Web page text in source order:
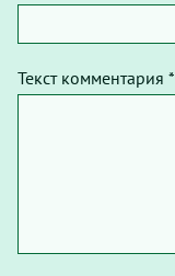
Текст комментария *